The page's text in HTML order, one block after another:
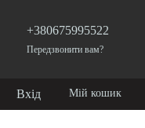
+380675995522
Передзвонити вам?
Вхід Мій кошик